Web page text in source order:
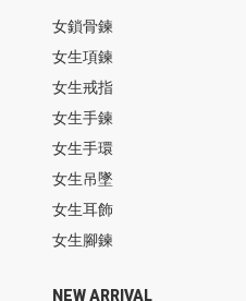
女鎖骨鍊
女生項鍊
女生戒指
女生手鍊
女生手環
女生吊墜
女生耳飾
女生腳鍊
NEW ARRIVAL